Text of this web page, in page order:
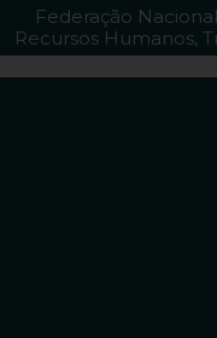
Federação
Recursos Humanos,